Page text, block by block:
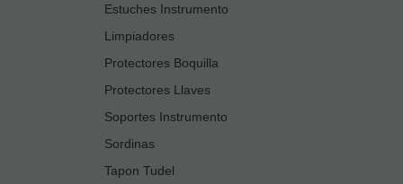
Estuches Instrumento
Limpiadores
Protectores Boquilla
Protectores Llaves
Soportes Instrumento
Sordinas
Tapon Tudel